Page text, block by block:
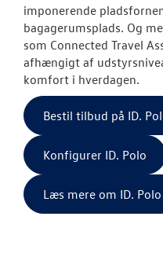
imponerende
bagagerumsplads. Og
som Connected Travel
afhængigt af
komfort i hverdagen.
Bestil tilbud på ID.
Konfigurer ID. Polo
Læs mere om ID. Polo